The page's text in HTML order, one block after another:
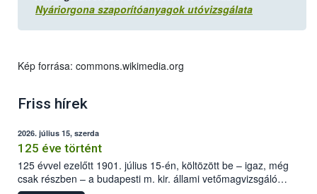
Nyáriorgona szaporítóanyagok utóvizsgálata
Kép forrása: commons.wikimedia.org
Friss hírek
2026. július 15, szerda
125 éve történt
125 évvel ezelőtt 1901. július 15-én, költözött be – igaz, még
csak részben – a budapesti m. kir. állami vetőmagvizsgáló